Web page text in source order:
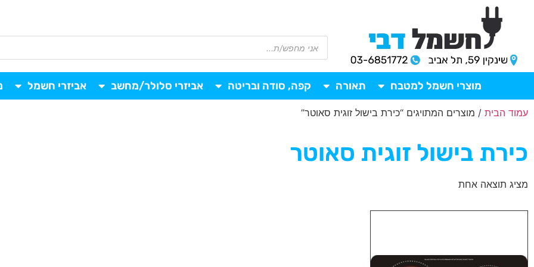
מוצרי חשמל למטבח תאורה קפה, סודה ובריטה אביזרי סלולר/מחשב אביזרי חשמל
עמוד הבית / מוצרים המתויגים “כירת בישול זוגית סאוטר”
כירת בישול זוגית סאוטר
מציג תוצאה אחת